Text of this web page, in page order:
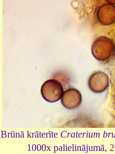
Brūnā krāterīte Craterium
1000x palielinājumā,